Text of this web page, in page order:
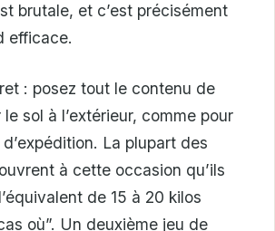
brutale, et c’est précisément
efficace.
: posez tout le contenu de
sol à l’extérieur, comme pour
La plupart des
à cette occasion qu’ils
de 15 à 20 kilos
où”. Un deuxième jeu de